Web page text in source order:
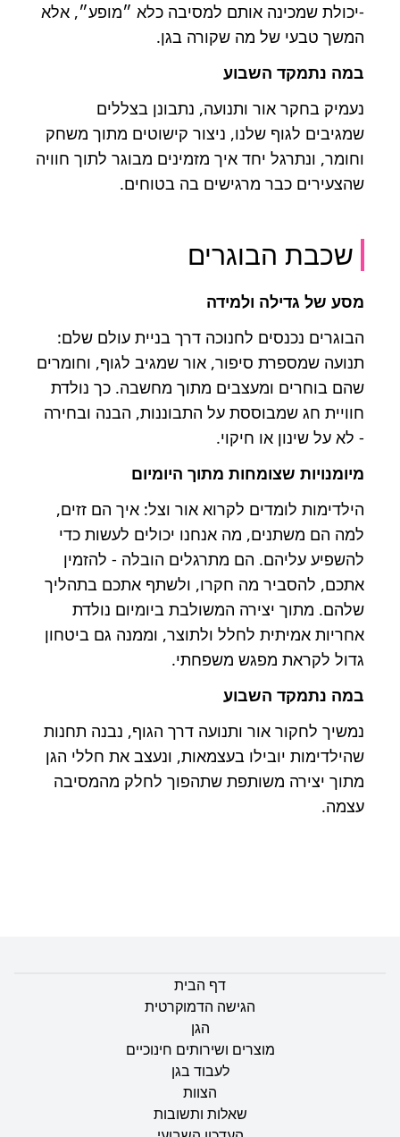
-יכולת שמכינה אותם למסיבה כלא ״מופע״, אלא
המשך טבעי של מה שקורה בגן.
במה נתמקד השבוע
נעמיק בחקר אור ותנועה, נתבונן בצללים
שמגיבים לגוף שלנו, ניצור קישוטים מתוך משחק
וחומר, ונתרגל יחד איך מזמינים מבוגר לתוך חוויה
שהצעירים כבר מרגישים בה בטוחים.
שכבת הבוגרים
מסע של גדילה ולמידה
הבוגרים נכנסים לחנוכה דרך בניית עולם שלם:
תנועה שמספרת סיפור, אור שמגיב לגוף, וחומרים
שהם בוחרים ומעצבים מתוך מחשבה. כך נולדת
חוויית חג שמבוססת על התבוננות, הבנה ובחירה
- לא על שינון או חיקוי.
מיומנויות שצומחות מתוך היומיום
הילדימות לומדים לקרוא אור וצל: איך הם זזים,
למה הם משתנים, מה אנחנו יכולים לעשות כדי
להשפיע עליהם. הם מתרגלים הובלה - להזמין
אתכם, להסביר מה חקרו, ולשתף אתכם בתהליך
שלהם. מתוך יצירה המשולבת ביומיום נולדת
אחריות אמיתית לחלל ולתוצר, וממנה גם ביטחון
גדול לקראת מפגש משפחתי.
במה נתמקד השבוע
נמשיך לחקור אור ותנועה דרך הגוף, נבנה תחנות
שהילדימות יובילו בעצמאות, ונעצב את חללי הגן
מתוך יצירה משותפת שתהפוך לחלק מהמסיבה
עצמה.
דף הבית
הגישה הדמוקרטית
הגן
מוצרים ושירותים חינוכיים
לעבוד בגן
הצוות
שאלות ותשובות